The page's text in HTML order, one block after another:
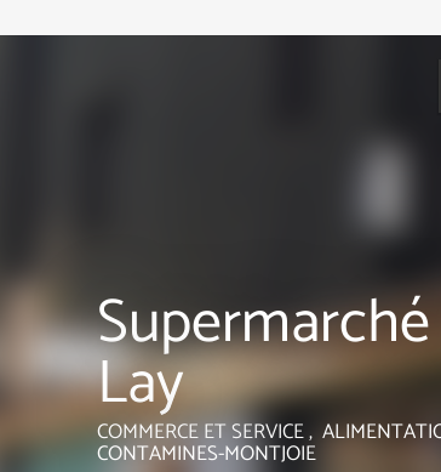
Lay
COMMERCE ET SERVICE ,
CONTAMINES-MONTJOIE